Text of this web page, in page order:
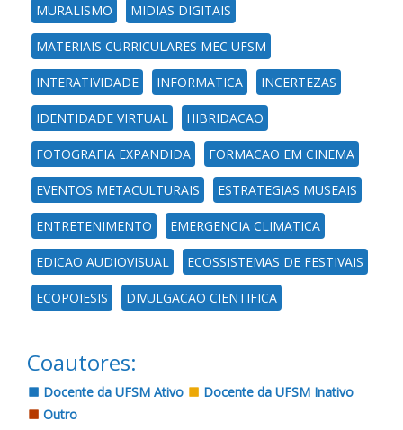
MURALISMO MIDIAS DIGITAIS
MATERIAIS CURRICULARES MEC UFSM
INTERATIVIDADE INFORMATICA INCERTEZAS
IDENTIDADE VIRTUAL HIBRIDACAO
FOTOGRAFIA EXPANDIDA FORMACAO EM CINEMA
EVENTOS METACULTURAIS ESTRATEGIAS MUSEAIS
ENTRETENIMENTO EMERGENCIA CLIMATICA
EDICAO AUDIOVISUAL ECOSSISTEMAS DE FESTIVAIS
ECOPOIESIS DIVULGACAO CIENTIFICA
Coautores:
Docente da UFSM Ativo
Docente da UFSM Inativo
Outro